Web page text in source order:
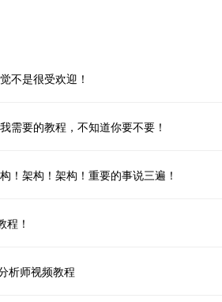
不是很受欢迎！
需要的教程，不知道你要不要！
！架构！架构！重要的事说三遍！
程！
析师视频教程